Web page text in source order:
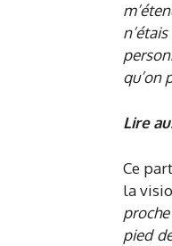
qu’on
Lire
Ce
la
pied